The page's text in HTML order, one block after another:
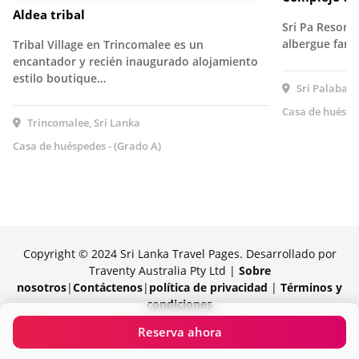
Reserva ahora
Aldea tribal
Tribal Village en Trincomalee es un
encantador y recién inaugurado alojamiento
estilo boutique…
Trincomalee, Sri Lanka
Casa de huéspedes - (Grado A)
Sri Pa
albergue
Sri
Casa de
Copyright © 2024 Sri Lanka Travel Pages. Desarrollado por
Traventy Australia Pty Ltd | Sobre
nosotros|Contáctenos| política de privacidad | Términos y
condiciones
Orgullosamente impulsado por Traventy